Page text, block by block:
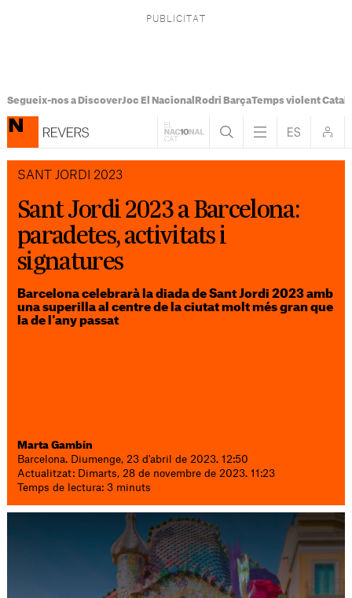
Segueix-nos a DiscoverJoc El Nacional Rodri BarçaTemps violent
SANT JORDI 2023
Sant Jordi 2023 a Barcelona:
paradetes, activitats i
signatures
Barcelona celebrarà la diada de Sant Jordi 2023 amb
una superilla al centre de la ciutat molt més gran que
la de l'any passat
Marta Gambín
Barcelona. Diumenge, 23 d'abril de 2023. 12:50
Actualitzat: Dimarts, 28 de novembre de 2023. 11:23
Temps de lectura: 3 minuts